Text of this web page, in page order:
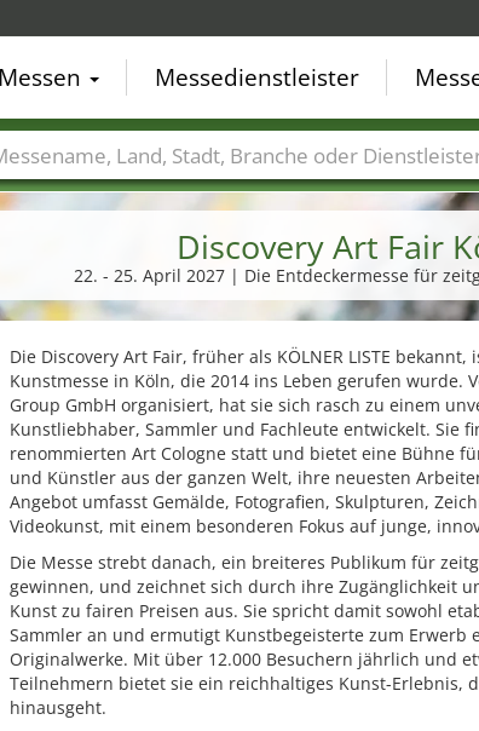
Discovery Art Fair
22. - 25. April 2027 | Die Entdeckermesse für
Die Discovery Art Fair, früher als KÖLNER LISTE
Kunstmesse in Köln, die 2014 ins Leben gerufen wurde.
Group GmbH organisiert, hat sie sich rasch zu einem
Kunstliebhaber, Sammler und Fachleute entwickelt. Sie
renommierten Art Cologne statt und bietet eine Bühne
und Künstler aus der ganzen Welt, ihre neuesten
Angebot umfasst Gemälde, Fotografien, Skulpturen,
Videokunst, mit einem besonderen Fokus auf junge,
Die Messe strebt danach, ein breiteres Publikum für
gewinnen, und zeichnet sich durch ihre Zugänglichkeit
Kunst zu fairen Preisen aus. Sie spricht damit sowohl
Sammler an und ermutigt Kunstbegeisterte zum Erwerb
Originalwerke. Mit über 12.000 Besuchern jährlich und
Teilnehmern bietet sie ein reichhaltiges Kunst-Erlebnis,
hinausgeht.
Messen Messedienstleister
Länder Städte Branchen